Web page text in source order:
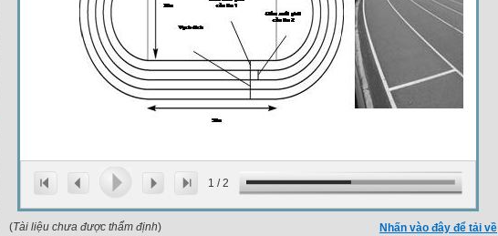
1 /2
Nhấn vào đây để tải về
(Tài liệu chưa được thẩm định)